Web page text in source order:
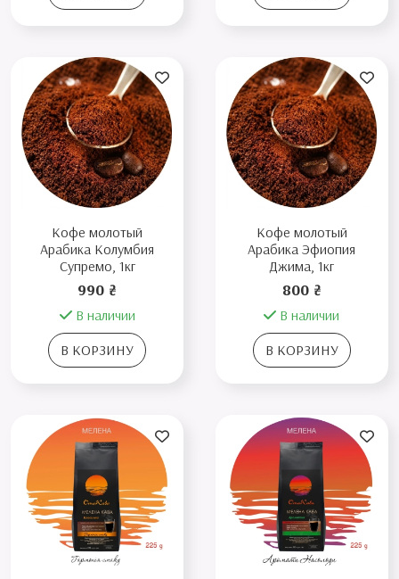
Кофе молотый
Арабика Колумбия
Супремо, 1кг
990 ₴
В наличии
В КОРЗИНУ
Кофе молотый
Арабика Эфиопия
Джима, 1кг
800 ₴
В наличии
В КОРЗИНУ